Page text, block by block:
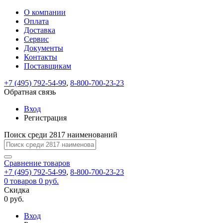
ВходРегистрация
test@example.com
отправлена
по
ней
завершения
регистрации.
Ок
Запомнить
меня
Забыли
Восстановление
пароля
Заполните
форму.
Мы
отправим
ссылку
указанный
электронный
перейдя
по
которой
вы
задать
На
вашу
почту
test@test.ru
ссылка.
Перейдите
по
для
смены
пароля.
Введите
новый
пароль
Сменить
Пароль
успешно
восстановлен
Обратная
связь
Сообщение
пользовательского
сообщение
успешно
отправлено.
О компании
Оплата
Доставка
Сервис
Документы
Контакты
Поставщикам
+7 (495) 792-54-99, 8-800-700-23-23
Обратная связь
Вход
Регистрация
Поиск среди 2817 наименований
Сравнение товаров
+7 (495) 792-54-99, 8-800-700-23-23
0 товаров 0 руб.
Скидка
0 руб.
Вход